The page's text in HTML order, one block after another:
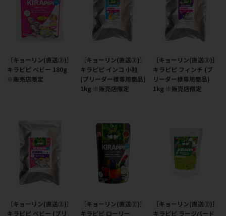
［キョーリン(直送②)］
キラピピ ベビー 180g
※販売店限定
［キョーリン(直送②)］
キラピピ インコ 小粒
(ブリーダー様専用商品)
1kg ※販売店限定
［キョーリン(直送②)］
キラピピ フィンチ (ブ
リーダー様専用商品)
1kg ※販売店限定
［キョーリン(直送②)］
キラピピ ベビー (ブリ
［キョーリン(直送②)］
キラピピ ローリー
［キョーリン(直送②)］
キラピピ ラージバード